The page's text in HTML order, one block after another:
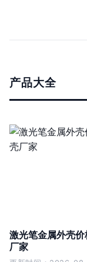
产品大全
激光笔金属外壳
厂家